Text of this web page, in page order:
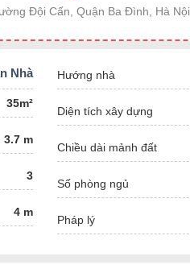
Đội Cấn, Quận Ba Đình, Hà Nội
Nhà
35m²
3.7 m
3
4 m
Hướng nhà
Diện tích xây dựng
Chiều dài mảnh đất
Số phòng ngủ
Pháp lý